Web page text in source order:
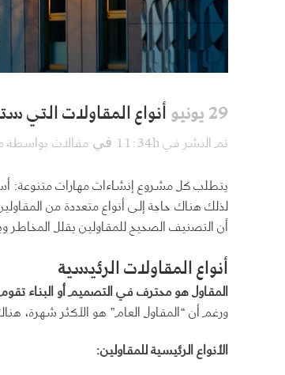
29 يونيو أنواع المقاولات التي
تم النشر في 11:34h في مقالات بواسطة
يتطلب كل مشروع إنشاءات مهارات متنوعة:
لذلك هناك حاجة إلى أنواع متعددة من
أن التصنيف الصحيح للمقاولين يقلل المخاطر
أنواع المقاولات الرئيسية
المقاول هو محترف في التصميم أو البناء
ورغم أن “المقاول العام” هو الأكثر شهرة،
الأنواع الرئيسية للمقاولين: